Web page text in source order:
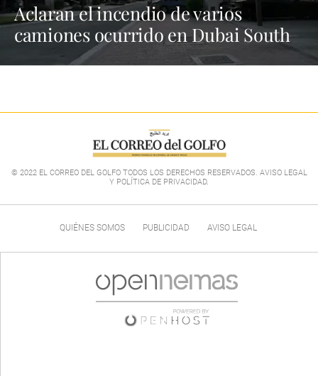
Aclaran el incendio de varios
camiones ocurrido en Dubai South
© 2022 EL CORREO DEL GOLFO TODOS LOS DERECHOS RESERVADOS. AVISO LEGAL
Y POLÍTICA DE PRIVACIDAD.
QUIÉNES SOMOS PUBLICIDAD AVISO LEGAL